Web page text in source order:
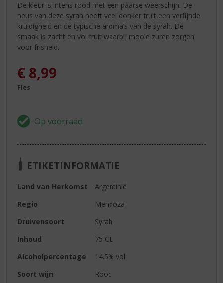
De kleur is intens rood met een paarse weerschijn. De
neus van deze syrah heeft veel donker fruit een verfijnde
kruidigheid en de typische aroma’s van de syrah. De
smaak is zacht en vol fruit waarbij mooie zuren zorgen
voor frisheid.
€ 8,99
Fles
ETIKETINFORMATIE
Land van Herkomst
Argentinië
Regio
Mendoza
Druivensoort
Syrah
Inhoud
75 CL
Alcoholpercentage
14.5% vol
Soort wijn
Rood